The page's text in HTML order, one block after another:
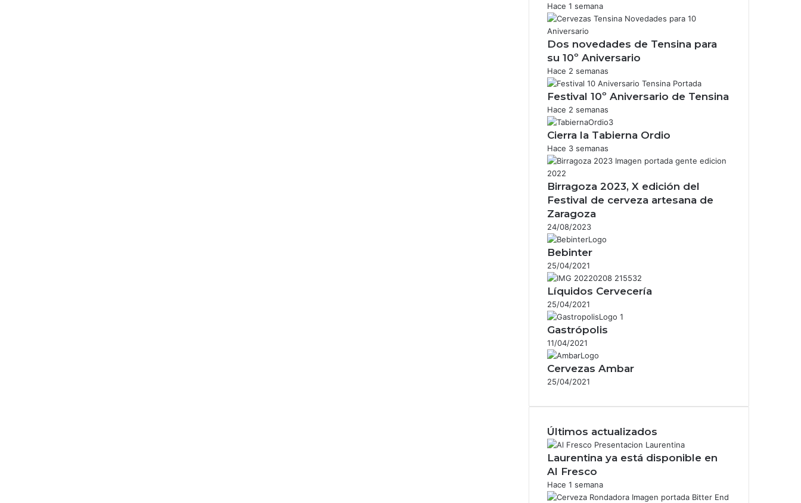
Hace 1 semana
Dos novedades de Tensina para
su 10º Aniversario
Hace 2 semanas
Festival 10º Aniversario de Tensina
Hace 2 semanas
Cierra la Tabierna Ordio
Hace 3 semanas
Birragoza 2023, X edición del
Festival de cerveza artesana de
Zaragoza
24/08/2023
Bebinter
25/04/2021
Líquidos Cervecería
25/04/2021
Gastrópolis
11/04/2021
Cervezas Ambar
25/04/2021
Últimos actualizados
Laurentina ya está disponible en
Al Fresco
Hace 1 semana